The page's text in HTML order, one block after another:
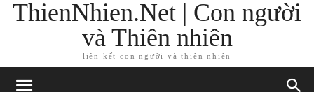
ThienNhien.Net | Con người
và Thiên nhiên
liên kết con người và thiên nhiên